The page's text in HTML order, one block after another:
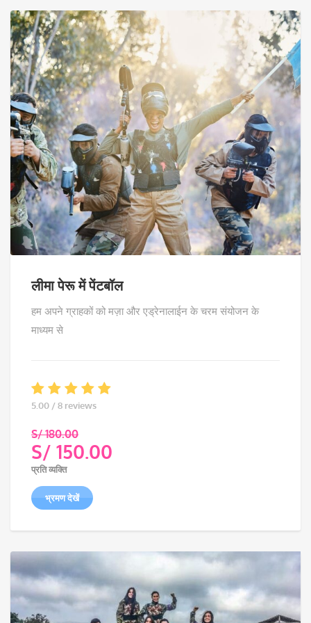
लीमा पेरू में पेंटबॉल
हम अपने ग्राहकों को मज़ा और एड्रेनालाईन के चरम संयोजन के
माध्यम से
5.00 / 8 reviews
S/180.00
Original
price
was:
S/ 180.00.
S/ 150.00
Current
price
is:
S/ 150.00.
प्रति व्यक्ति
भ्रमण देखें